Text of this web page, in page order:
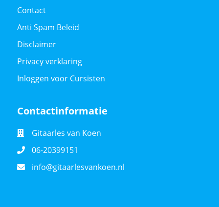
Contact
Anti Spam Beleid
Disclaimer
Privacy verklaring
Inloggen voor Cursisten
Contactinformatie
Gitaarles van Koen
06-20399151
info@gitaarlesvankoen.nl